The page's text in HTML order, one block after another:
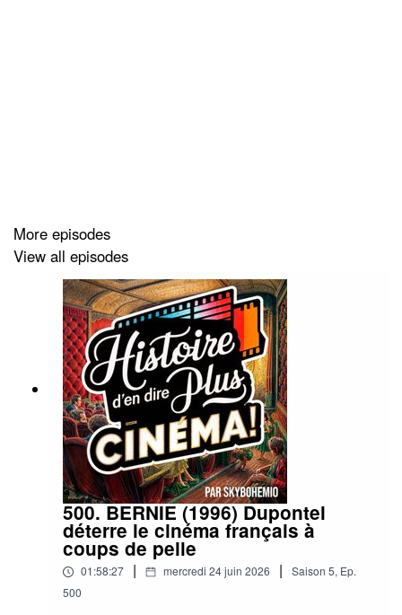
More episodes
View all episodes
500. BERNIE (1996) Dupontel
déterre le cinéma français à
coups de pelle
01:58:27 | mercredi 24 juin 2026 | Saison 5, Ep.
500